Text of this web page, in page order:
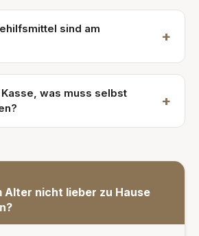
sind am
+
was muss selbst
+
Alter nicht lieber zu Hause